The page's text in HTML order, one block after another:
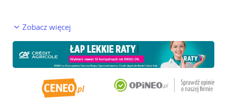
Zobacz więcej